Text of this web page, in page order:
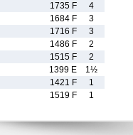
1735 F
4
1684 F
3
1716 F
3
1486 F
2
1515 F
2
1399 E
1½
1421 F
1
1519 F 1